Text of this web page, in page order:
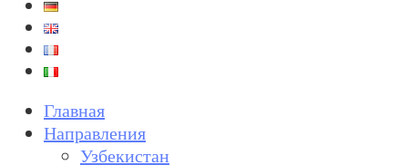
Главная
Направления
Узбекистан